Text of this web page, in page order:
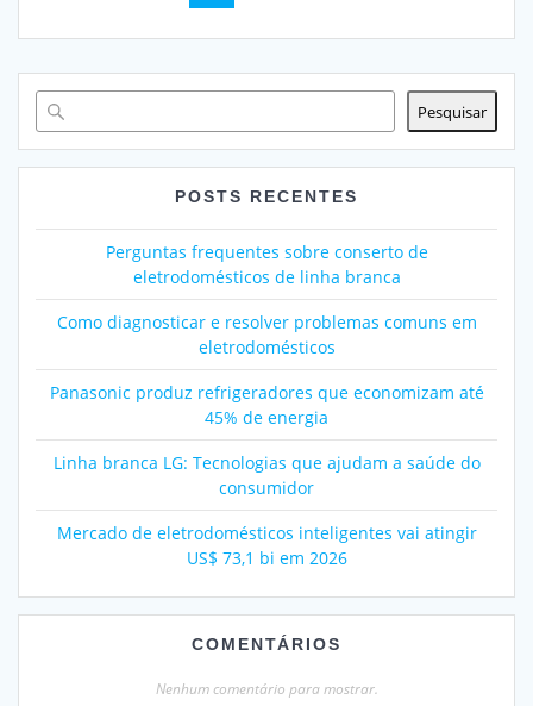
Pesquisar
POSTS RECENTES
Perguntas frequentes sobre conserto de
eletrodomésticos de linha branca
Como diagnosticar e resolver problemas comuns em
eletrodomésticos
Panasonic produz refrigeradores que economizam até
45% de energia
Linha branca LG: Tecnologias que ajudam a saúde do
consumidor
Mercado de eletrodomésticos inteligentes vai atingir
US$ 73,1 bi em 2026
COMENTÁRIOS
Nenhum comentário para mostrar.